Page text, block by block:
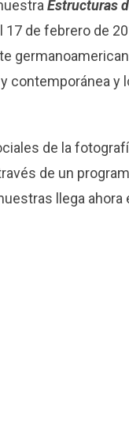
Estructuras
17 de febrero de
contemporánea y
de la
de un
llega ahora